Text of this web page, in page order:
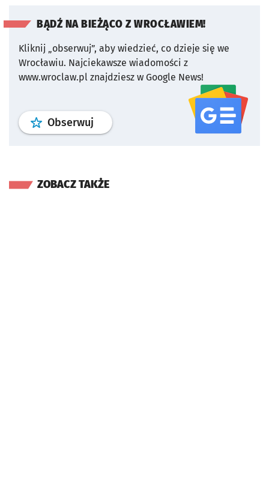
BĄDŹ NA BIEŻĄCO Z WROCŁAWIEM!
Kliknij „obserwuj”, aby wiedzieć, co dzieje się we
Wrocławiu. Najciekawsze wiadomości z
www.wroclaw.pl znajdziesz w Google News!
Obserwuj profil serwisu
ZOBACZ TAKŻE